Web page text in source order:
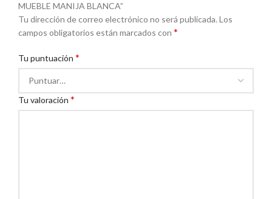
MUEBLE MANIJA BLANCA”
Tu dirección de correo electrónico no será publicada.Los
campos obligatorios están marcados con *
Tu puntuación *
Tu valoración *